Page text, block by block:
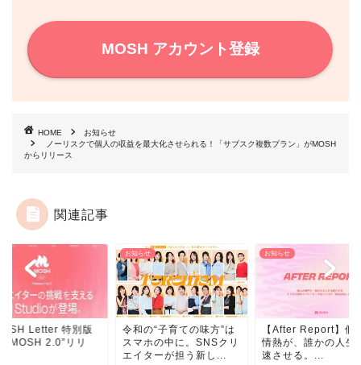
MOSH アカウント登録
HOME
お知らせ
ノーリスクで個人の収益を最大化させられる！「サブスク複数プラン」がMOSH
からリリース
関連記事
Letter 特別版
”MOSH 2.0”リリ
お知らせ
令和の“子育ての味方”は
スマホの中に。SNSクリ
エイターが担う新し...
お知らせ
【After Report】個
情熱が、誰かの人生
速させる。...